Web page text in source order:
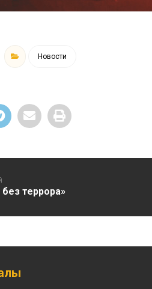
Новости
террора»